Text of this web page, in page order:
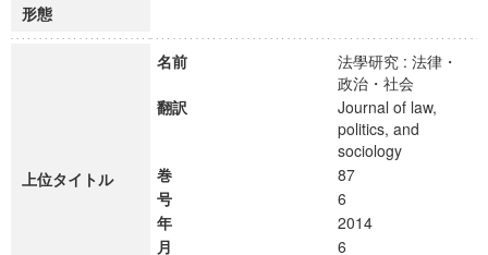
形態
上位タイトル
名前
法學研究 : 法律・
政治・社会
翻訳
Journal of law,
politics, and
sociology
巻
87
号
6
年
2014
月
6